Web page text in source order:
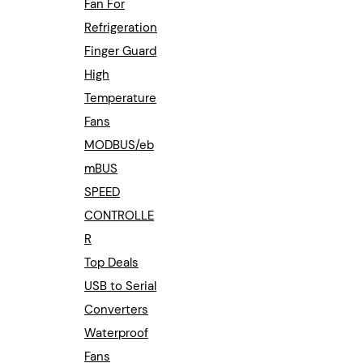
Fan For
Refrigeration
Finger Guard
High
Temperature
Fans
MODBUS/eb
mBUS
SPEED
CONTROLLE
R
Top Deals
USB to Serial
Converters
Waterproof
Fans